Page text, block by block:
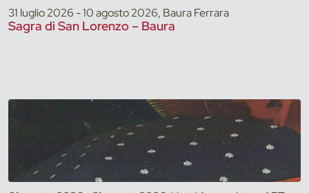
31 luglio 2026 - 10 agosto 2026, Baura Ferrara
Sagra di San Lorenzo – Baura